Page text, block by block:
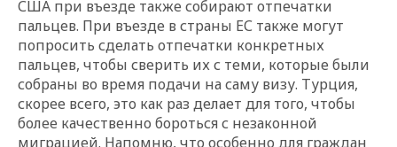
США при въезде также собирают отпечатки
пальцев. При въезде в страны ЕС также могут
попросить сделать отпечатки конкретных
пальцев, чтобы сверить их с теми, которые были
собраны во время подачи на саму визу. Турция,
скорее всего, это как раз делает для того, чтобы
более качественно бороться с незаконной
миграцией. Напомню, что особенно для граждан